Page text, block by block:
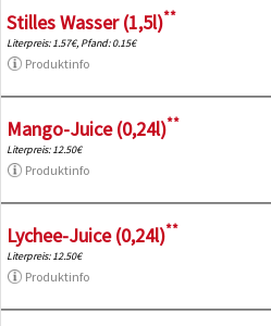
Stilles Wasser (1,5l)**
Literpreis: 1.57€, Pfand: 0.15€
Produktinfo
Mango-Juice (0,24l)**
Literpreis: 12.50€
Produktinfo
Lychee-Juice (0,24l)**
Literpreis: 12.50€
Produktinfo